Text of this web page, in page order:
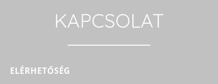
KAPCSOLAT
ELÉRHETŐSÉG